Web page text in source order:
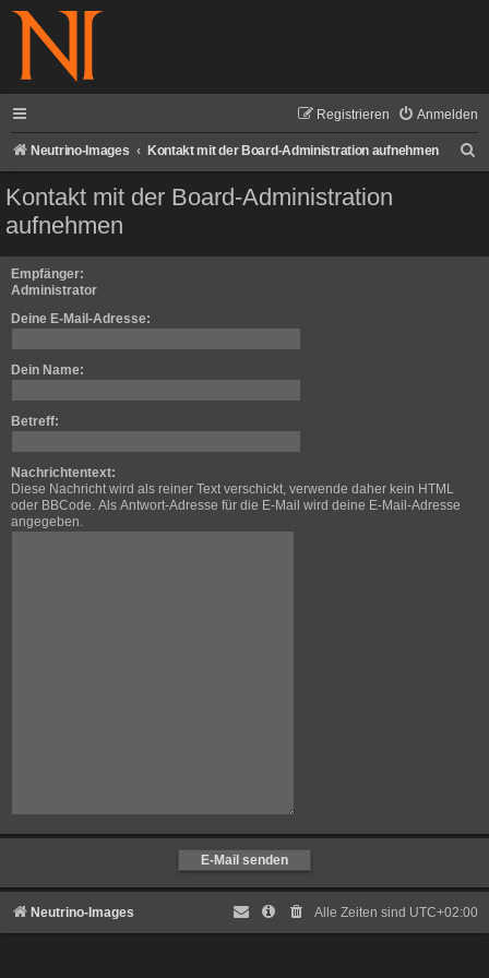
Anmelden
Registrieren
Neutrino-Images Kontakt mit der Board-Administration aufnehmen
Kontakt mit der Board-Administration
aufnehmen
Empfänger:
Administrator
Deine E-Mail-Adresse:
Dein Name:
Betreff:
Nachrichtentext:
Diese Nachricht wird als reiner Text verschickt, verwende daher kein HTML
oder BBCode. Als Antwort-Adresse für die E-Mail wird deine E-Mail-Adresse
angegeben.
Neutrino-Images Alle Zeiten sind UTC+02:00